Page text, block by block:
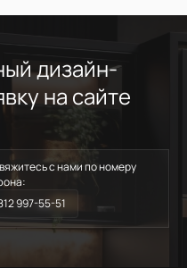
дизайн-
на сайте
с нами по номеру
997-55-51